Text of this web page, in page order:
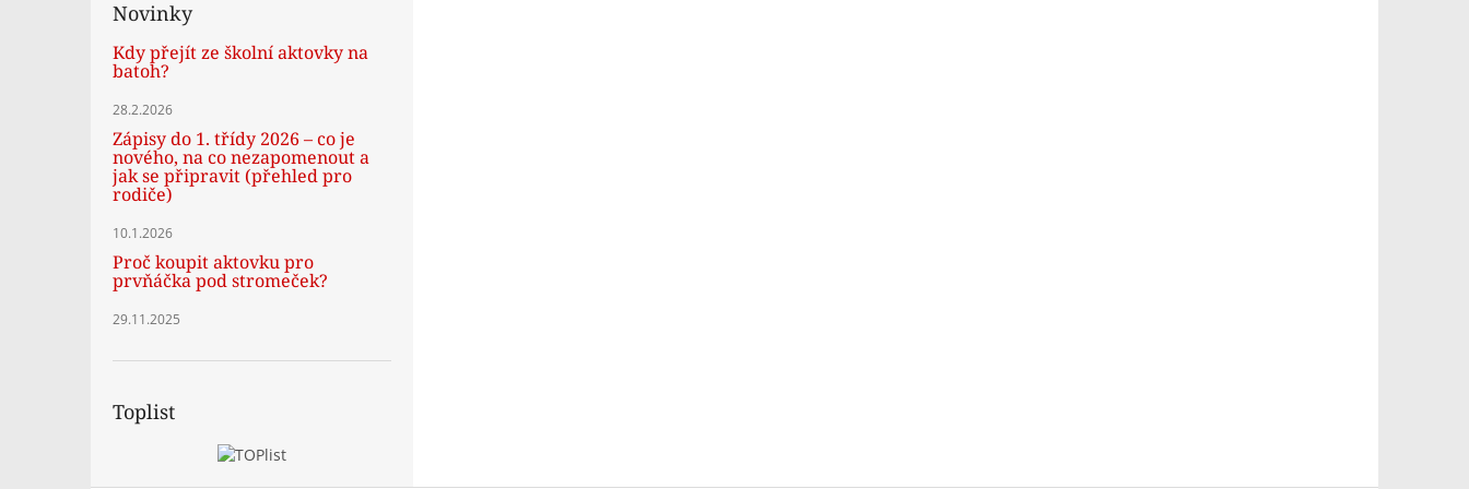
Novinky
Kdy přejít ze školní aktovky na
batoh?
28.2.2026
Zápisy do 1. třídy 2026 – co je
nového, na co nezapomenout a
jak se připravit (přehled pro
rodiče)
10.1.2026
Proč koupit aktovku pro
prvňáčka pod stromeček?
29.11.2025
Toplist